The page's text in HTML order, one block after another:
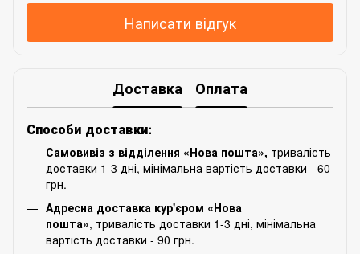
Написати відгук
Доставка Оплата
Способи доставки:
Самовивіз з відділення «Нова пошта», тривалість
доставки 1-3 дні, мінімальна вартість доставки - 60
грн.
Адресна доставка кур'єром «Нова
пошта», тривалість доставки 1-3 дні, мінімальна
вартість доставки - 90 грн.